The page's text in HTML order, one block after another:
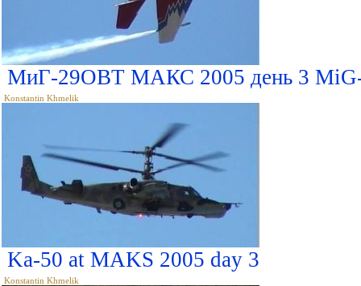
МиГ-29ОВТ МАКС 2005 день 3
Konstantin Khmelik
Ka-50 at MAKS 2005 day 3
Konstantin Khmelik